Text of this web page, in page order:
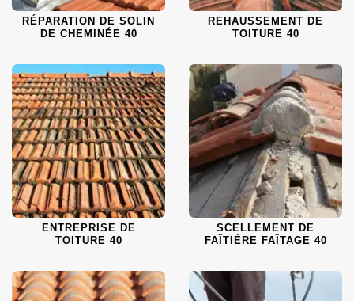
RÉPARATION DE SOLIN
DE CHEMINÉE 40
REHAUSSEMENT DE
TOITURE 40
ENTREPRISE DE
TOITURE 40
SCELLEMENT DE
FAÎTIÈRE FAÎTAGE 40